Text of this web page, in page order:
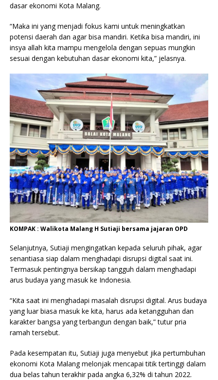
dasar ekonomi Kota Malang.
“Maka ini yang menjadi fokus kami untuk meningkatkan
potensi daerah dan agar bisa mandiri. Ketika bisa mandiri, ini
insya allah kita mampu mengelola dengan sepuas mungkin
sesuai dengan kebutuhan dasar ekonomi kita,” jelasnya.
KOMPAK : Walikota Malang H Sutiaji bersama jajaran OPD
Selanjutnya, Sutiaji mengingatkan kepada seluruh pihak, agar
senantiasa siap dalam menghadapi disrupsi digital saat ini.
Termasuk pentingnya bersikap tangguh dalam menghadapi
arus budaya yang masuk ke Indonesia.
“Kita saat ini menghadapi masalah disrupsi digital. Arus budaya
yang luar biasa masuk ke kita, harus ada ketangguhan dan
karakter bangsa yang terbangun dengan baik,” tutur pria
ramah tersebut.
Pada kesempatan itu, Sutiaji juga menyebut jika pertumbuhan
ekonomi Kota Malang melonjak mencapai titik tertinggi dalam
dua belas tahun terakhir pada angka 6,32% di tahun 2022.